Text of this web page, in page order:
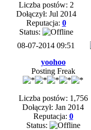
Liczba postów: 2
Dołączył: Jul 2014
Reputacja: 0
Status:
08-07-2014 09:51
yoohoo
Posting Freak
Liczba postów: 1,756
Dołączył: Jan 2014
Reputacja: 0
Status: